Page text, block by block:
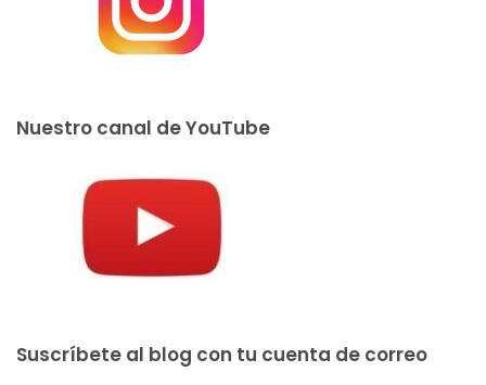
Nuestro canal de YouTube
Suscríbete al blog con tu cuenta de correo